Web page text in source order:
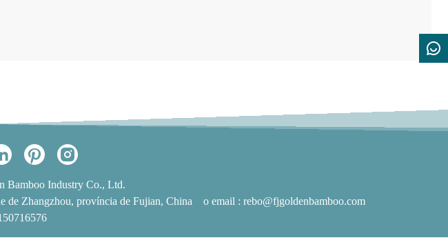
Bamboo Industry Co., Ltd.
de Zhangzhou, província de Fujian, China o email : rebo@fjgoldenbamboo.com